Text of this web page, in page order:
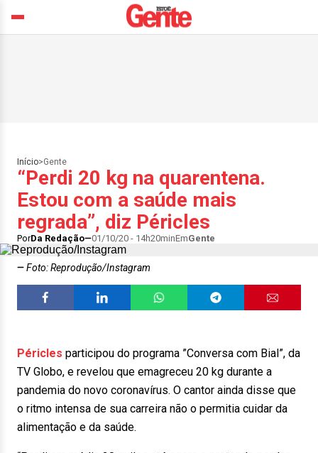
Início>Gente
“Perdi 20 kg na quarentena.
Estou com a saúde mais
regrada”, diz Péricles
PorDa Redação 01/10/20 - 14h20minEmGente
Foto: Reprodução/Instagram
Péricles participou do programa ”Conversa com Bial”, da
TV Globo, e revelou que emagreceu 20 kg durante a
pandemia do novo coronavírus. O cantor ainda disse que
o ritmo intensa de sua carreira não o permitia cuidar da
alimentação e da saúde.